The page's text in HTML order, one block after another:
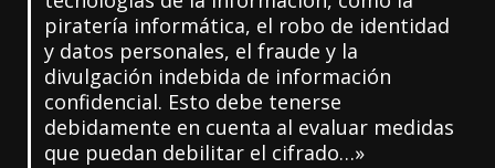
piratería informática, el robo de identidad
y datos personales, el fraude y la
divulgación indebida de información
confidencial. Esto debe tenerse
debidamente en cuenta al evaluar medidas
que puedan debilitar el cifrado…»